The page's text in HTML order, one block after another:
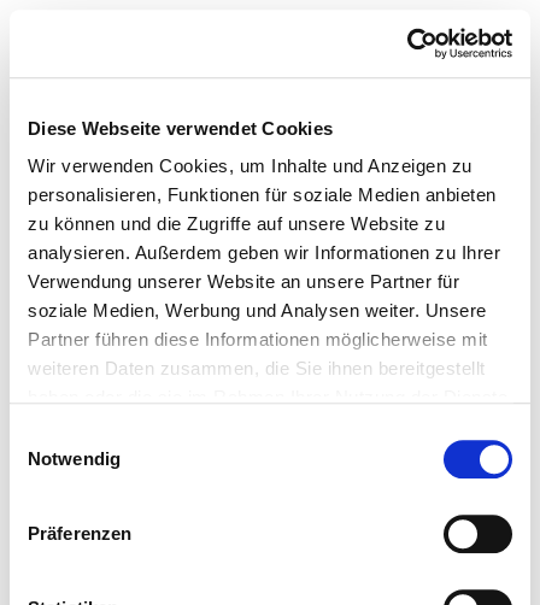
Diese Webseite verwendet Cookies
Wir verwenden Cookies, um Inhalte und Anzeigen zu
personalisieren, Funktionen für soziale Medien anbieten
zu können und die Zugriffe auf unsere Website zu
analysieren. Außerdem geben wir Informationen zu Ihrer
Verwendung unserer Website an unsere Partner für
soziale Medien, Werbung und Analysen weiter. Unsere
Partner führen diese Informationen möglicherweise mit
weiteren Daten zusammen, die Sie ihnen bereitgestellt
Notwendig
Präferenzen